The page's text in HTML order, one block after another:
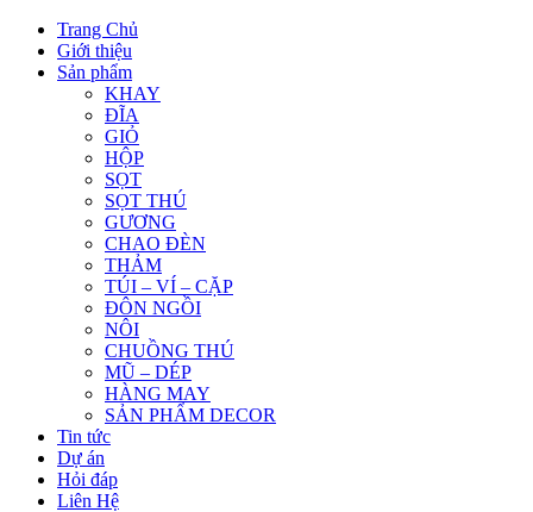
Trang Chủ
Giới thiệu
Sản phẩm
KHAY
ĐĨA
GIỎ
HỘP
SỌT
SỌT THÚ
GƯƠNG
CHAO ĐÈN
THẢM
TÚI – VÍ – CẶP
ĐÔN NGỒI
NÔI
CHUỒNG THÚ
MŨ – DÉP
HÀNG MAY
SẢN PHẨM DECOR
Tin tức
Dự án
Hỏi đáp
Liên Hệ